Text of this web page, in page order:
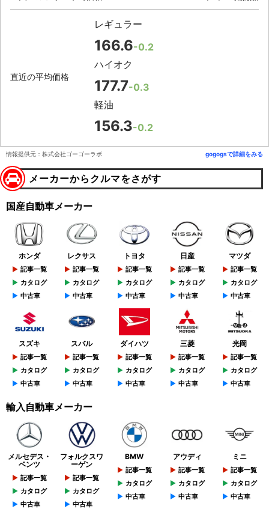
直近の平均価格
レギュラー
166.6-0.2
ハイオク
177.7-0.3
軽油
156.3-0.2
情報提供元：株式会社ゴーゴーラボ gogogsで詳細をみる
メーカーからクルマをさがす
国産自動車メーカー
ホンダ
記事一覧
カタログ
中古車
レクサス
記事一覧
カタログ
中古車
トヨタ
記事一覧
カタログ
中古車
日産
記事一覧
カタログ
中古車
マツダ
記事一覧
カタログ
中古車
スズキ
記事一覧
カタログ
中古車
スバル
記事一覧
カタログ
中古車
ダイハツ
記事一覧
カタログ
中古車
三菱
記事一覧
カタログ
中古車
光岡
記事一覧
カタログ
中古車
輸入自動車メーカー
メルセデス・
ベンツ
記事一覧
カタログ
中古車
フォルクスワ
ーゲン
記事一覧
カタログ
中古車
BMW
記事一覧
カタログ
中古車
アウディ
記事一覧
カタログ
中古車
ミニ
記事一覧
カタログ
中古車